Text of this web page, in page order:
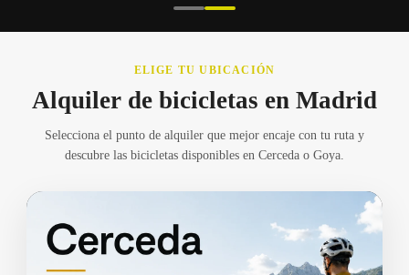
ELIGE TU UBICACIÓN
Alquiler de bicicletas en Madrid
Selecciona el punto de alquiler que mejor encaje con tu ruta y
descubre las bicicletas disponibles en Cerceda o Goya.